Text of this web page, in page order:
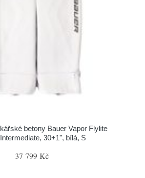
betony Bauer Vapor Flylite
30+1", bílá, S
37 799 Kč